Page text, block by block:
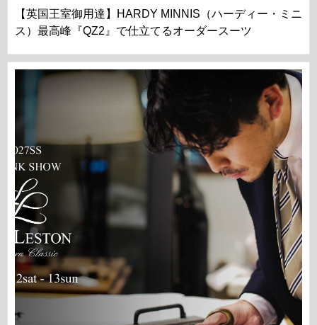
【英国王室御用達】HARDY MINNIS（ハーディー・ミニ
ス）最高峰『QZ2』で仕立てるオーダースーツ